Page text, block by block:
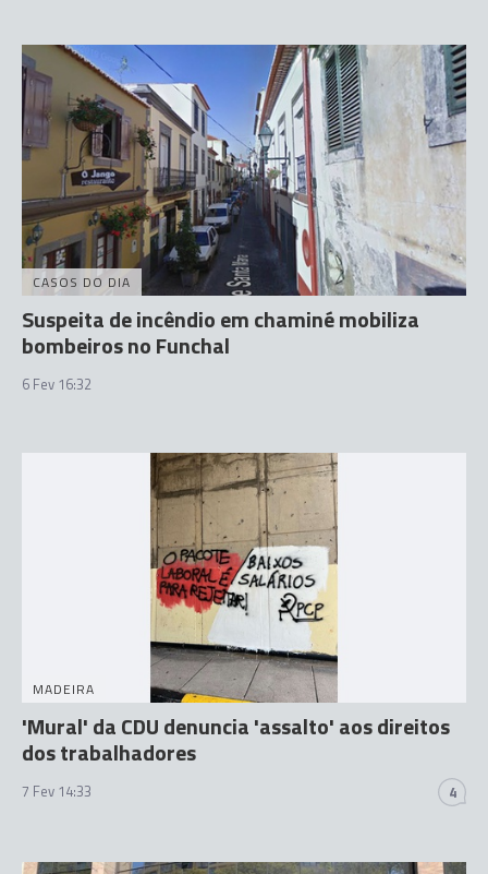
CASOS DO DIA
Suspeita de incêndio em chaminé mobiliza
bombeiros no Funchal
6 Fev 16:32
MADEIRA
'Mural' da CDU denuncia 'assalto' aos direitos
dos trabalhadores
7 Fev 14:33 4